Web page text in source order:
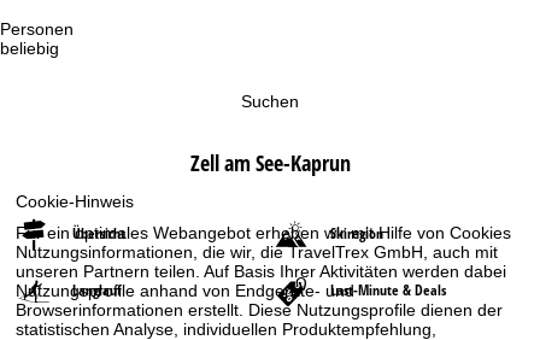
Cookie-Hinweis
Für ein optimales Webangebot erheben wir mit Hilfe von Cookies
Nutzungsinformationen, die wir, die TravelTrex GmbH, auch mit
unseren Partnern teilen. Auf Basis Ihrer Aktivitäten werden dabei
Nutzungsprofile anhand von Endgeräte- und
Browserinformationen erstellt. Diese Nutzungsprofile dienen der
statistischen Analyse, individuellen Produktempfehlung,
Personen
beliebig
Suchen
Zell am See-Kaprun
Übersicht Skiregion
Langlauf Last-Minute & Deals